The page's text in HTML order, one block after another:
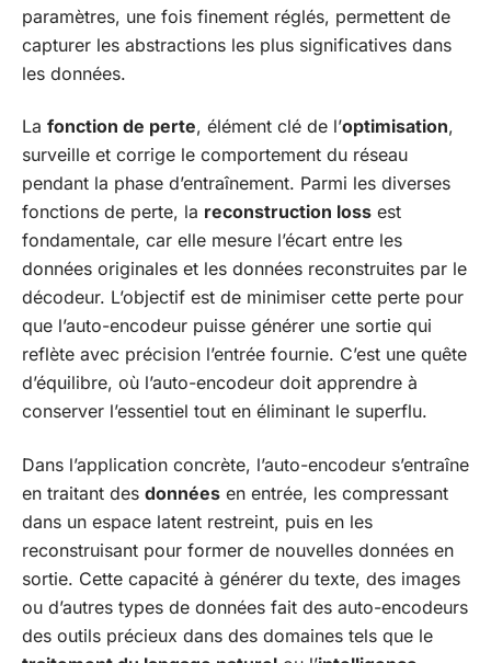
paramètres, une fois finement réglés, permettent de
capturer les abstractions les plus significatives dans
les données.
La fonction de perte, élément clé de l’optimisation,
surveille et corrige le comportement du réseau
pendant la phase d’entraînement. Parmi les diverses
fonctions de perte, la reconstruction loss est
fondamentale, car elle mesure l’écart entre les
données originales et les données reconstruites par le
décodeur. L’objectif est de minimiser cette perte pour
que l’auto-encodeur puisse générer une sortie qui
reflète avec précision l’entrée fournie. C’est une quête
d’équilibre, où l’auto-encodeur doit apprendre à
conserver l’essentiel tout en éliminant le superflu.
Dans l’application concrète, l’auto-encodeur s’entraîne
en traitant des données en entrée, les compressant
dans un espace latent restreint, puis en les
reconstruisant pour former de nouvelles données en
sortie. Cette capacité à générer du texte, des images
ou d’autres types de données fait des auto-encodeurs
des outils précieux dans des domaines tels que le